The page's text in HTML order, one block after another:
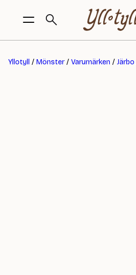
Yllotyll / Mönster/ Varumärken / Järbo